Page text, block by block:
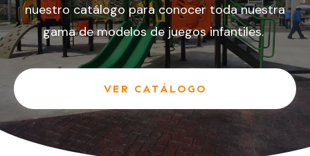
nuestro catálogo para conocer toda nuestra
gama de modelos de juegos infantiles.
VER CATÁLOGO